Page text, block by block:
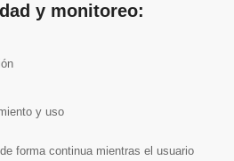
y monitoreo:
y uso
forma continua mientras el usuario